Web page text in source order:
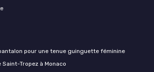
pour une tenue guinguette féminine
Tropez à Monaco